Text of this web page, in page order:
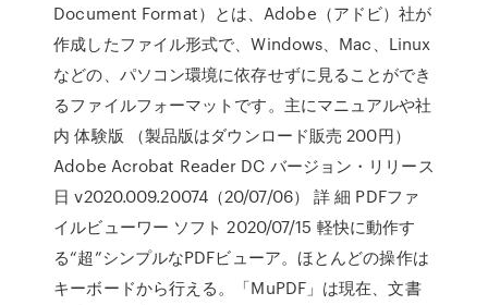
Document Format）とは、Adobe（アドビ）社が
作成したファイル形式で、Windows、Mac、Linux
などの、パソコン環境に依存せずに見ることができ
るファイルフォーマットです。主にマニュアルや社
内 体験版 （製品版はダウンロード販売 200円）
Adobe Acrobat Reader DC バージョン・リリース
日 v2020.009.20074（20/07/06） 詳 細 PDFファ
イルビューワー ソフト 2020/07/15 軽快に動作す
る“超”シンプルなPDFビューア。ほとんどの操作は
キーボードから行える。「MuPDF」は現在、文書